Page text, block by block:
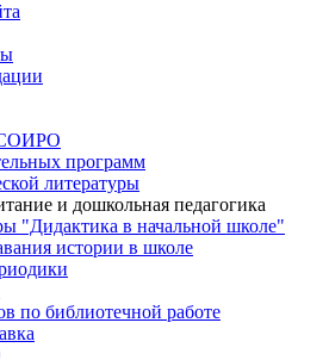
СОИРО
программ
литературы
и дошкольная педагогика
"Дидактика в начальной школе"
истории в школе
по библиотечной работе